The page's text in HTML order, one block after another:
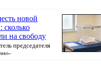
новой
сколько
на свободу
председателя